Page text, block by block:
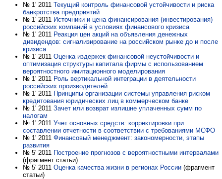
№ 1' 2011 Текущий контроль финансовой устойчивости и риска
банкротства предприятий
№ 1' 2011 Источники и цена финансирования (инвестирования)
российских компаний в условиях финансового кризиса
№ 1' 2011 Реакция цен акций на объявления денежных
дивидендов: сигнализирование на российском рынке до и после
кризиса
№ 1' 2011 Оценка издержек финансовой неустойчивости и
оптимизация структуры капитала фирмы с использованием
вероятностного имитационного моделирования
№ 1' 2011 Роль вертикальной интеграции в деятельности
российских производителей
№ 1' 2011 Принципы организации системы управления риском
кредитования юридических лиц в коммерческом банке
№ 1' 2011 Зачет или возврат излишне уплаченных сумм по
налогам
№ 1' 2011 Учет основных средств: корректировки при
составлении отчетности в соответствии с требованиями МСФО
№ 1' 2011 Финансовый менеджмент: закономерности, этапы
развития
№ 5' 2011 Построение прогнозов с вероятностными интервалами
(фрагмент статьи)
№ 5' 2011 Оценка качества жизни в регионах России (фрагмент
статьи)